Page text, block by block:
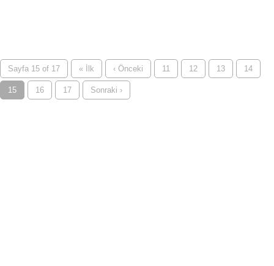
Sayfa 15 of 17 « İlk ‹ Önceki 11 12 13 14
15 16 17 Sonraki ›